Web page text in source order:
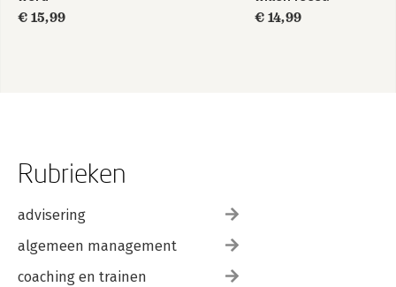
€ 15,99
€ 14,99
Rubrieken
advisering
algemeen management
coaching en trainen